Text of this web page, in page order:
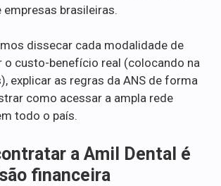
brasileiras.
dissecar cada modalidade de
o custo-benefício real (colocando na
explicar as regras da ANS de forma
como acessar a ampla rede
todo o país.
a Amil Dental é
financeira